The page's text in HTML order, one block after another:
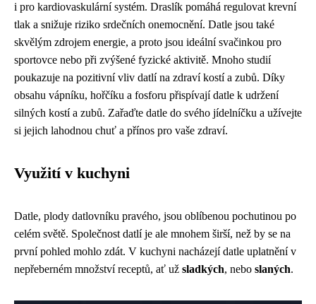
i pro kardiovaskulární systém. Draslík pomáhá regulovat krevní
tlak a snižuje riziko srdečních onemocnění. Datle jsou také
skvělým zdrojem energie, a proto jsou ideální svačinkou pro
sportovce nebo při zvýšené fyzické aktivitě. Mnoho studií
poukazuje na pozitivní vliv datlí na zdraví kostí a zubů. Díky
obsahu vápníku, hořčíku a fosforu přispívají datle k udržení
silných kostí a zubů. Zařaďte datle do svého jídelníčku a užívejte
si jejich lahodnou chuť a přínos pro vaše zdraví.
Využití v kuchyni
Datle, plody datlovníku pravého, jsou oblíbenou pochutinou po
celém světě. Společnost datlí je ale mnohem širší, než by se na
první pohled mohlo zdát. V kuchyni nacházejí datle uplatnění v
nepřeberném množství receptů, ať už sladkých, nebo slaných.